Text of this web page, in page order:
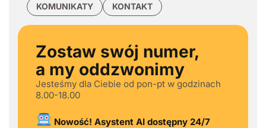
KOMUNIKATY
KONTAKT
Zostaw swój numer,
a my oddzwonimy
Jesteśmy dla Ciebie od pon-pt w godzinach
8.00-18.00
Nowość! Asystent AI dostępny 24/7